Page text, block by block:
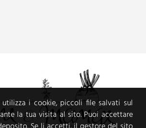
i cookie, piccoli file salvati sul
la tua visita al sito. Puoi accettare